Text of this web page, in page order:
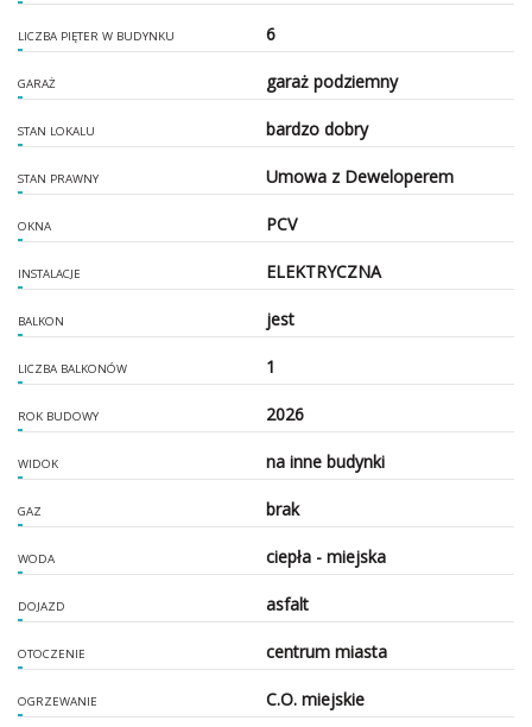
LICZBA PIĘTER W BUDYNKU 6
GARAŻ garaż podziemny
STAN LOKALU bardzo dobry
STAN PRAWNY Umowa z Deweloperem
OKNA PCV
INSTALACJE ELEKTRYCZNA
BALKON jest
LICZBA BALKONÓW 1
ROK BUDOWY 2026
WIDOK na inne budynki
GAZ brak
WODA ciepła - miejska
DOJAZD asfalt
OTOCZENIE centrum miasta
OGRZEWANIE C.O. miejskie